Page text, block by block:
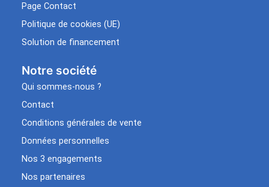
Page Contact
Politique de cookies (UE)
Solution de financement
Notre société
Qui sommes-nous ?
Contact
Conditions générales de vente
Données personnelles
Nos 3 engagements
Nos partenaires